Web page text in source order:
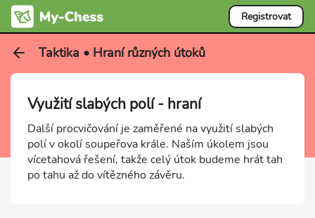
Registrovat
Taktika • Hraní různých útoků
Využití slabých polí - hraní
Další procvičování je zaměřené na využití slabých
polí v okolí soupeřova krále. Naším úkolem jsou
vícetahová řešení, takže celý útok budeme hrát tah
po tahu až do vítězného závěru.